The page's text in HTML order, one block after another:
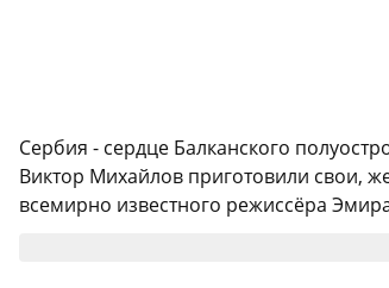
Сербия - сердце Балканского
Виктор Михайлов приготовили свои,
всемирно известного режиссёра